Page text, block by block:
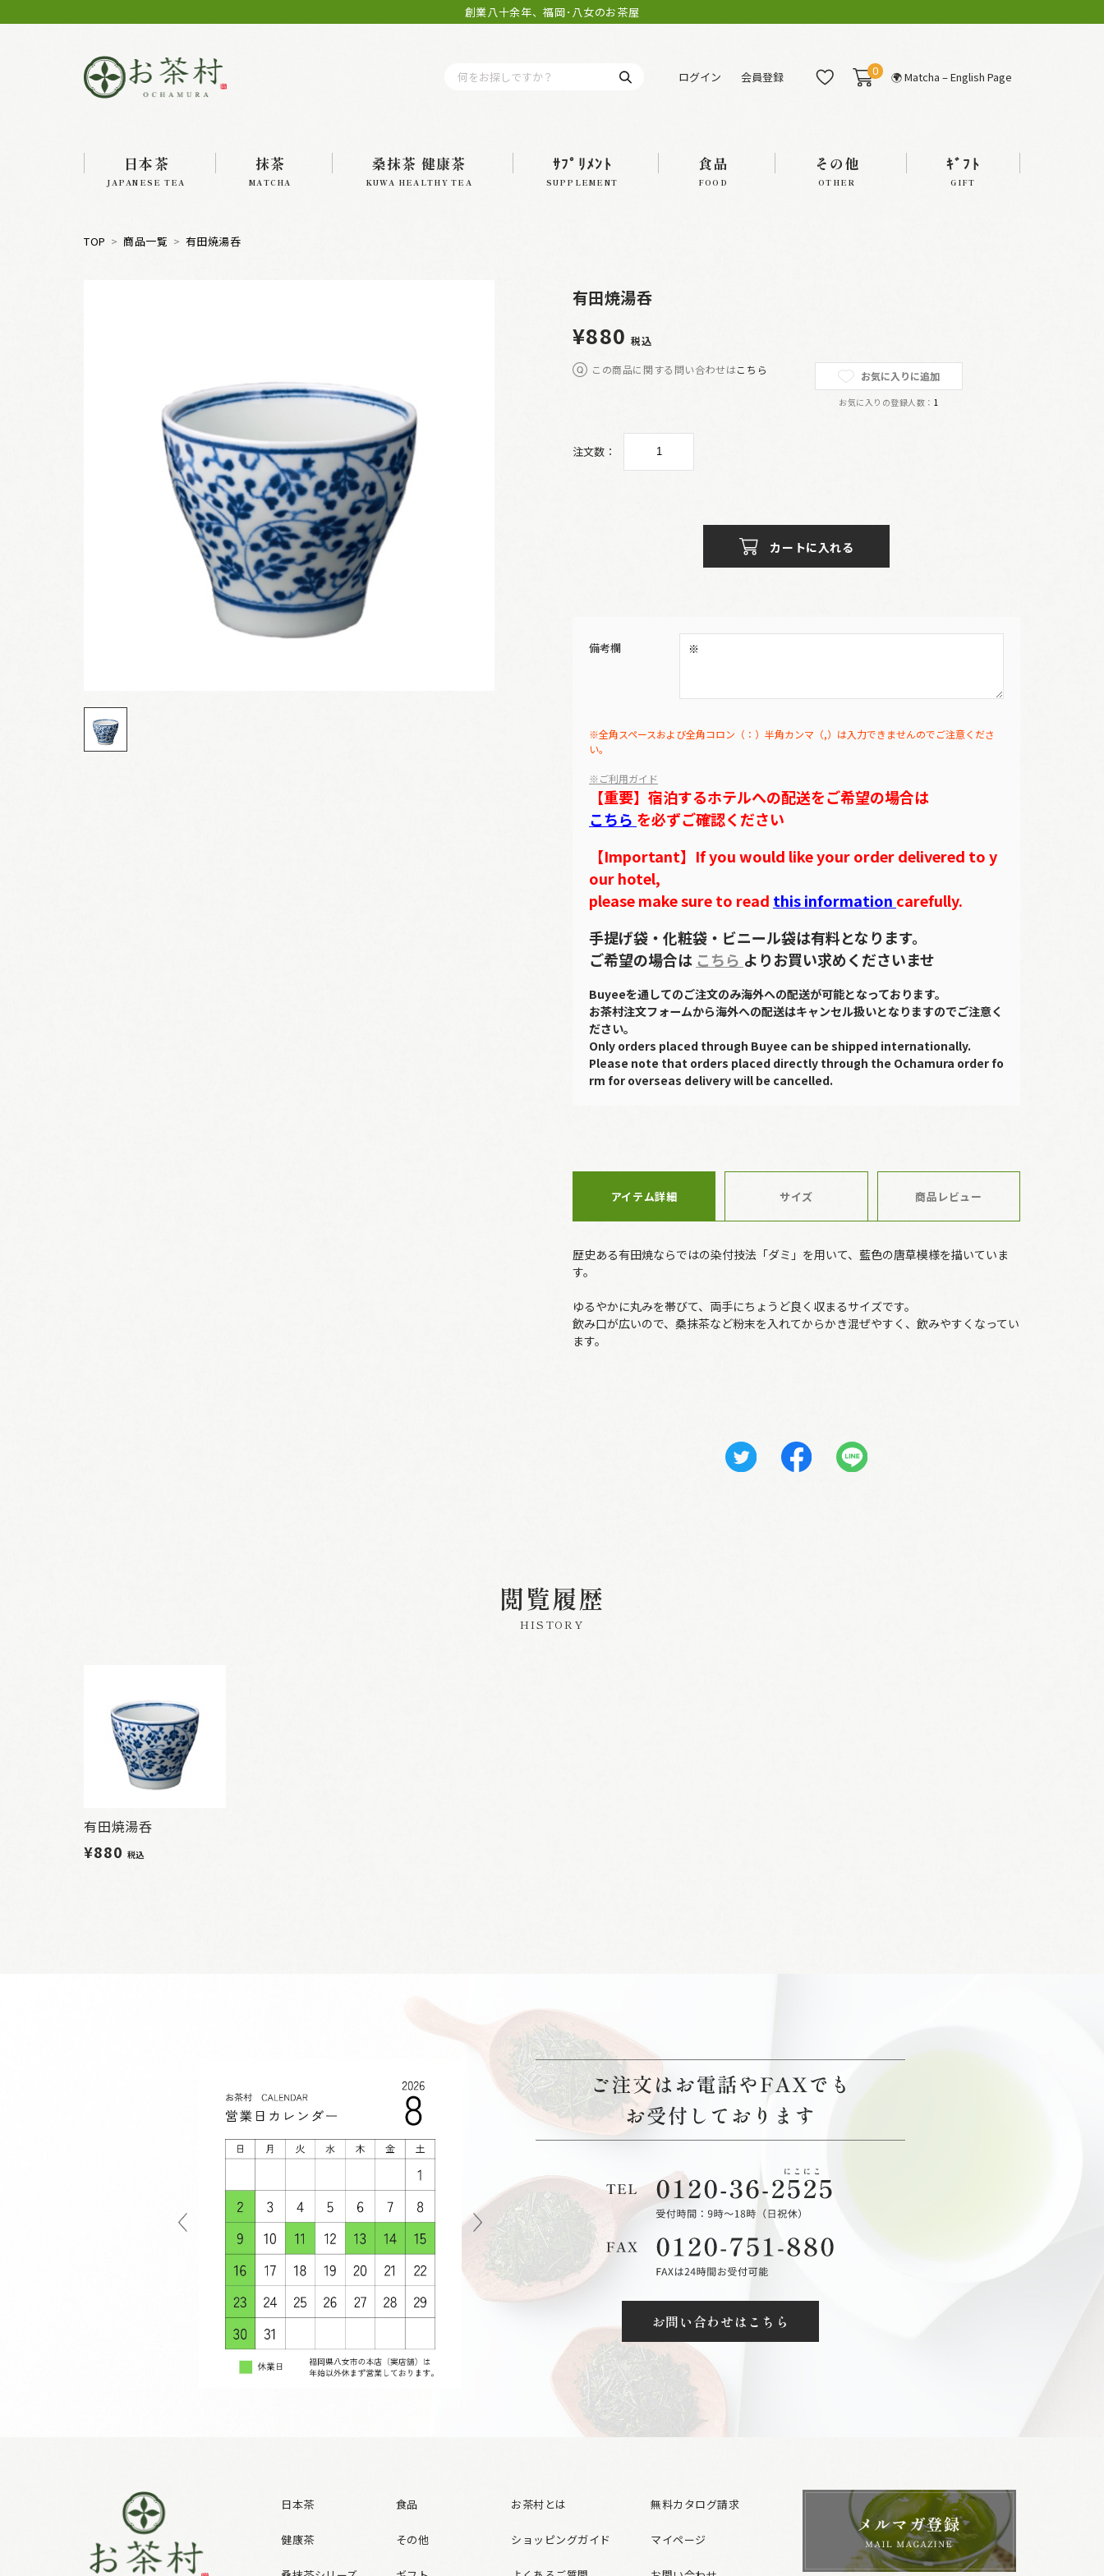
創業八十余年、福岡･八女のお茶屋
ログイン 会員登録 0 🌍 Matcha – English Page
日本茶
JAPANESE TEA
抹茶
MATCHA
桑抹茶 健康茶
KUWA HEALTHY TEA
ｻﾌﾟﾘﾒﾝﾄ
SUPPLEMENT
食品
FOOD
その他
OTHER
ｷﾞﾌﾄ
GIFT
TOP 商品一覧 有田焼湯呑
有田焼湯呑
¥880 税込
この商品に関する問い合わせはこちら お気に入りに追加
お気に入りの登録人数： 1
注文数：
カートに入れる
備考欄
※全角スペースおよび全角コロン（：）半角カンマ（,）は入力できませんのでご注意くださ
い。
※ご利用ガイド
【重要】宿泊するホテルへの配送をご希望の場合は
こちら を必ずご確認ください
【Important】If you would like your order delivered to y
our hotel,
please make sure to read this information carefully.
手提げ袋・化粧袋・ビニール袋は有料となります。
ご希望の場合は こちら よりお買い求めくださいませ
Buyeeを通してのご注文のみ海外への配送が可能となっております。
お茶村注文フォームから海外への配送はキャンセル扱いとなりますのでご注意く
ださい。
Only orders placed through Buyee can be shipped internationally.
Please note that orders placed directly through the Ochamura order fo
rm for overseas delivery will be cancelled.
アイテム詳細 サイズ 商品レビュー
歴史ある有田焼ならではの染付技法「ダミ」を用いて、藍色の唐草模様を描いていま
す。
ゆるやかに丸みを帯びて、両手にちょうど良く収まるサイズです。
飲み口が広いので、桑抹茶など粉末を入れてからかき混ぜやすく、飲みやすくなってい
ます。
閲覧履歴
HISTORY
有田焼湯呑
¥880 税込
お問い合わせはこちら
日本茶
健康茶
食品
その他
お茶村とは
ショッピングガイド
無料カタログ請求
マイページ